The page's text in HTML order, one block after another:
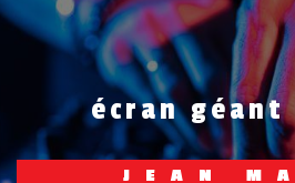
écran géant
JEAN